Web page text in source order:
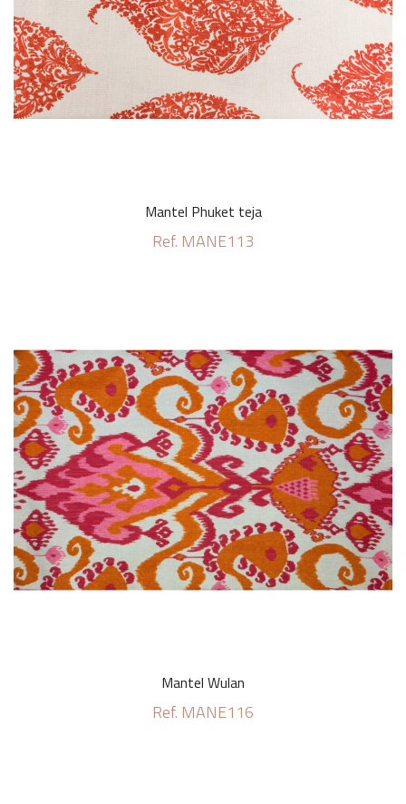
Mantel Phuket teja
Ref. MANE113
Mantel Wulan
Ref. MANE116